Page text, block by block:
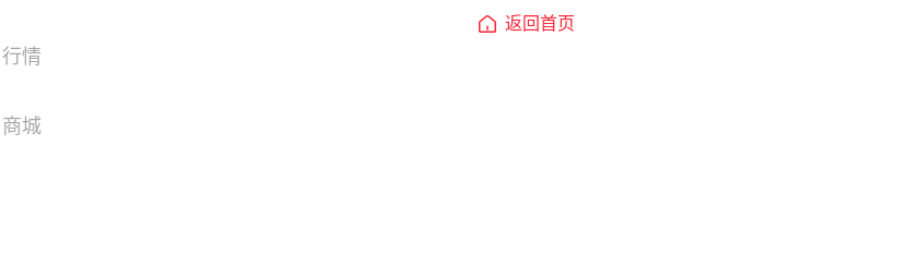
行情
商城
返回首页